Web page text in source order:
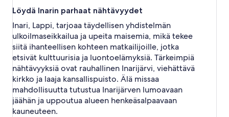
Löydä Inarin parhaat nähtävyydet
Inari, Lappi, tarjoaa täydellisen yhdistelmän
ulkoilmaseikkailua ja upeita maisemia, mikä tekee
siitä ihanteellisen kohteen matkailijoille, jotka
etsivät kulttuurisia ja luontoelämyksiä. Tärkeimpiä
nähtävyyksiä ovat rauhallinen Inarijärvi, viehättävä
kirkko ja laaja kansallispuisto. Älä missaa
mahdollisuutta tutustua Inarijärven lumoavaan
jäähän ja uppoutua alueen henkeäsalpaavaan
kauneuteen.